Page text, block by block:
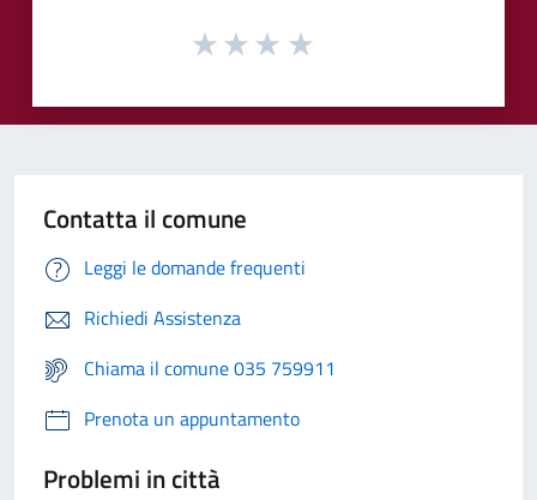
Contatta il comune
Leggi le domande frequenti
Richiedi Assistenza
Chiama il comune 035 759911
Prenota un appuntamento
Problemi in città